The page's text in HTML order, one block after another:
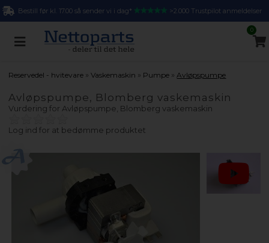
Bestill før kl. 17.00 så sender vi i dag* >2.000 Trustpilot anmeldelser
0
Reservedel - hvitevare »Vaskemaskin » Pumpe » Avløpspumpe
Avløpspumpe, Blomberg vaskemaskin
Vurdering for Avløpspumpe, Blomberg vaskemaskin
Log ind for at bedømme produktet